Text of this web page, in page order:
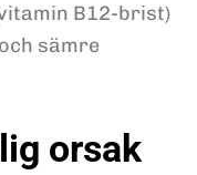
B12-brist)
sämre
orsak